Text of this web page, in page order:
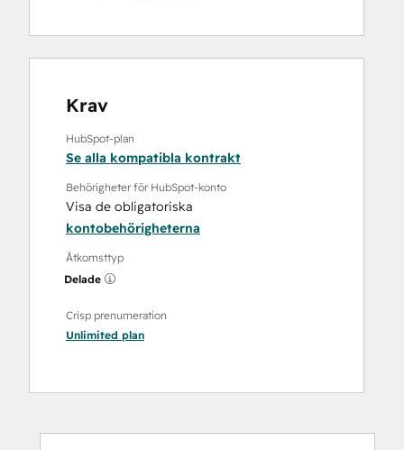
Krav
HubSpot-plan
Se alla kompatibla kontrakt
Behörigheter för HubSpot-konto
Visa de obligatoriska
kontobehörigheterna
Åtkomsttyp
Delade
Crisp prenumeration
Unlimited plan